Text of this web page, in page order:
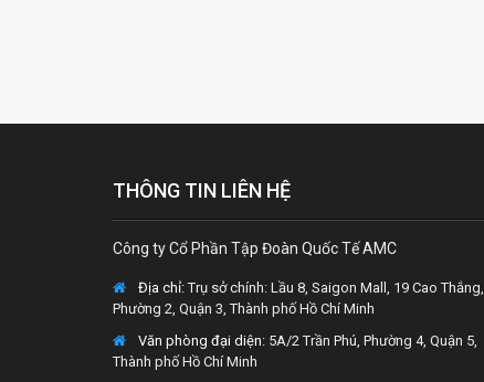
THÔNG TIN LIÊN HỆ
Công ty Cổ Phần Tập Đoàn Quốc Tế AMC
Địa chỉ:Trụ sở chính: Lầu 8, Saigon Mall, 19 Cao Thắng,
Phường 2, Quận 3, Thành phố Hồ Chí Minh
Văn phòng đại diện: 5A/2 Trần Phú, Phường 4, Quận 5,
Thành phố Hồ Chí Minh